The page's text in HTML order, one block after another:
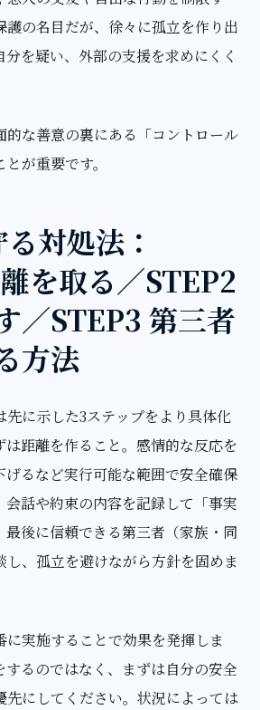
護の名目だが、徐々に孤立を作り出
分を疑い、外部の支援を求めにくく
的な善意の裏にある「コントロール
が重要です。
対処法：
を取る／STEP2
／STEP3 第三者
方法
先に示した3ステップをより具体化
は距離を作る こと。感情的な反応を
げるなど実行可能な範囲で安全確保
会話や約束の内容を記録して「事実
最後に信頼できる第三者（家族・同
し、孤立を避けながら方針を固めま
に実施することで効果を発揮しま
するのではなく、まずは自分の安全
先にしてください。状況によっては